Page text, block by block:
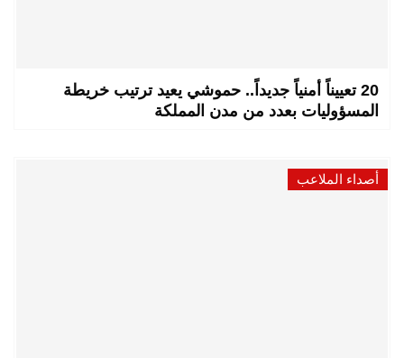
20 تعييناً أمنياً جديداً.. حموشي يعيد ترتيب خريطة
المسؤوليات بعدد من مدن المملكة
أصداء الملاعب